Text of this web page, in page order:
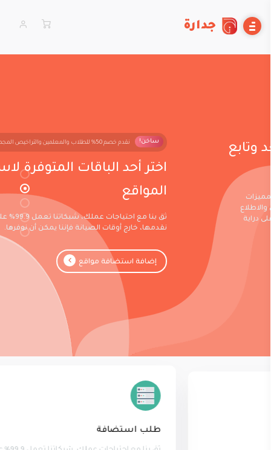
جدارة
اختر أحد الباقات المتوفرة لاستضافة
المواقع
ثق بنا مع احتياجات عملك، شبكاتنا تعمل 99.9٪ على أي خدمات
نقدمها، خارج أوقات الصيانة فإننا يمكن أن نوفرها.
إضافة استضافة مواقع